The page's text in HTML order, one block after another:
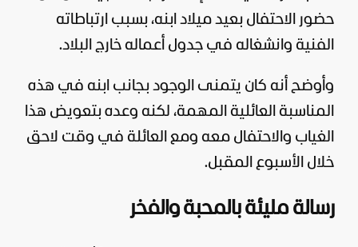
حضور الاحتفال بعيد ميلاد ابنه، بسبب ارتباطاته
الفنية وانشغاله في جدول أعماله خارج البلاد.
وأوضح أنه كان يتمنى الوجود بجانب ابنه في هذه
المناسبة العائلية المهمة، لكنه وعده بتعويض هذا
الغياب والاحتفال معه ومع العائلة في وقت لاحق
خلال الأسبوع المقبل.
رسالة مليئة بالمحبة والفخر